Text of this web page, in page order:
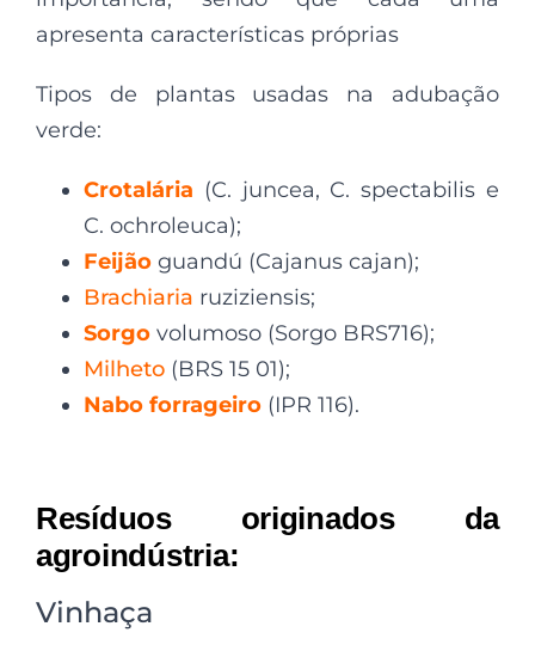
apresenta características próprias
Tipos de plantas usadas na adubação
verde:
Crotalária (C. juncea, C. spectabilis e
C. ochroleuca);
Feijão guandú (Cajanus cajan);
Brachiaria ruziziensis;
Sorgo volumoso (Sorgo BRS716);
Milheto (BRS 15 01);
Nabo forrageiro (IPR 116).
Resíduos originados da
agroindústria:
Vinhaça